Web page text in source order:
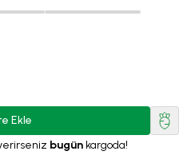
Ekle
bugün kargoda!